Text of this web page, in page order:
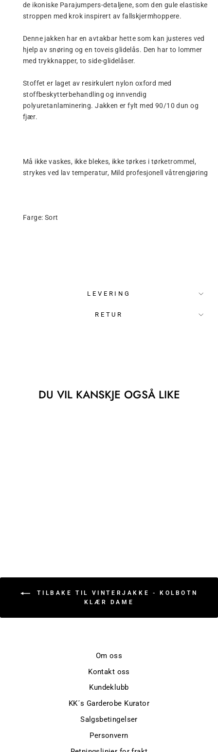
de ikoniske Parajumpers-detaljene, som den gule elastiske
stroppen med krok inspirert av fallskjermhoppere.
Denne jakken har en avtakbar hette som kan justeres ved
hjelp av snøring og en toveis glidelås. Den har to lommer
med trykknapper, to side-glidelåser.
Stoffet er laget av resirkulert nylon oxford med
stoffbeskytterbehandling og innvendig
polyuretanlaminering. Jakken er fylt med 90/10 dun og
fjær.
Må ikke vaskes, ikke blekes, ikke tørkes i tørketrommel,
strykes ved lav temperatur, Mild profesjonell våtrengjøring
Farge: Sort
LEVERING
RETUR
DU VIL KANSKJE OGSÅ LIKE
TILBAKE TIL VINTERJAKKE - KOLBOTN
KLÆR DAME
Om oss
Kontakt oss
Kundeklubb
KK´s Garderobe Kurator
Salgsbetingelser
Personvern